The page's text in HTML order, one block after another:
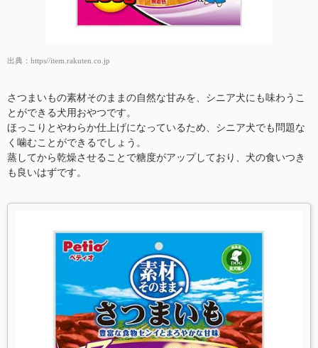
出典： https//item.rakuten.co.jp
さつまいもの素材そのままの自然な甘みを、シニア犬にも味わうこ
とができる犬用おやつです。
ほっこりとやわらか仕上げになっているため、シニア犬でも問題な
く噛むことができるでしょう。
蒸してから乾燥させることで糖度がアップしており、犬の食いつき
も良いはずです。